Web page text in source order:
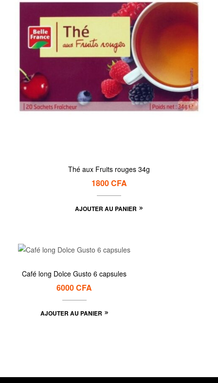
Thé aux Fruits rouges 34g
1800CFA
AJOUTER AU PANIER
Café long Dolce Gusto 6 capsules
6000CFA
AJOUTER AU PANIER